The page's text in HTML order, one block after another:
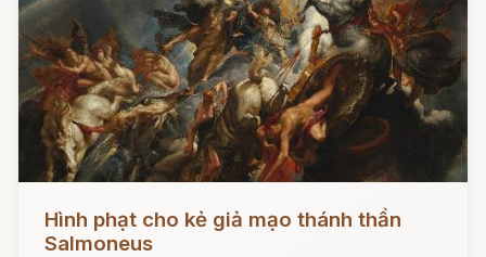
Hình phạt cho kẻ giả mạo thánh thần
Salmoneus